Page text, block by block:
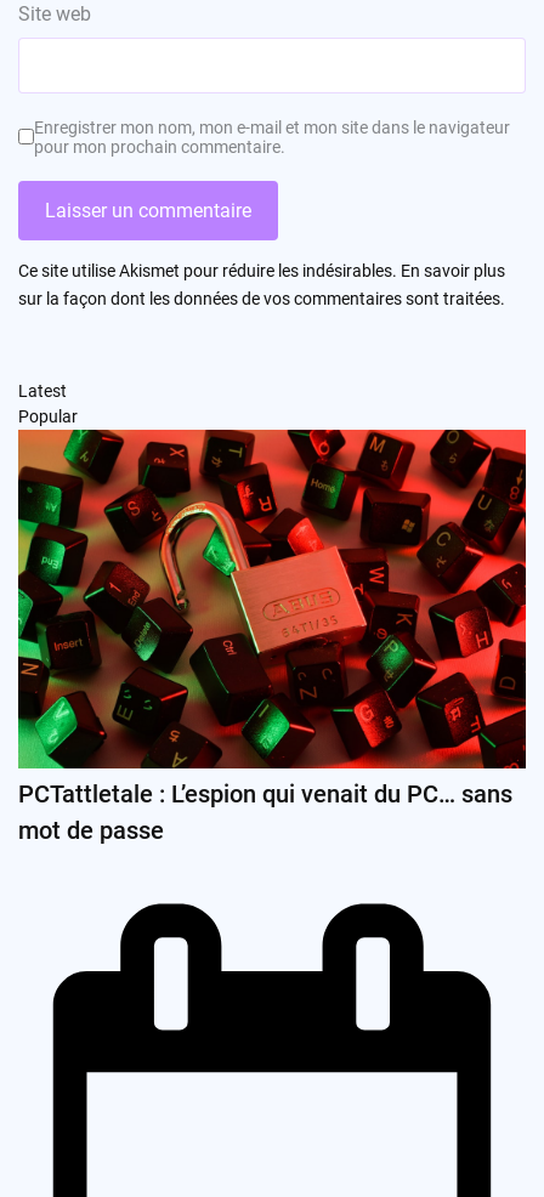
Site web
Enregistrer mon nom, mon e-mail et mon site dans le navigateur
pour mon prochain commentaire.
Ce site utilise Akismet pour réduire les indésirables. En savoir plus
sur la façon dont les données de vos commentaires sont traitées.
Latest
Popular
PCTattletale : L’espion qui venait du PC… sans
mot de passe